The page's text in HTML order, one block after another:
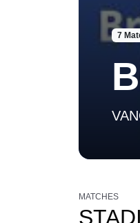
7
MATCHES